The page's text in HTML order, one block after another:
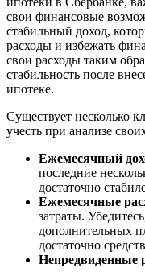
свои финансовые
стабильный доход,
расходы и избежать
свои расходы таким
стабильность после
ипотеке.
Существует несколько
учесть при анализе
Ежемесячный
последние
достаточно
Ежемесячные
затраты.
дополнительных
достаточно
Непредвиденные